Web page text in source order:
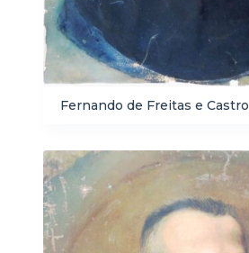
Fernando de Freitas e Castro